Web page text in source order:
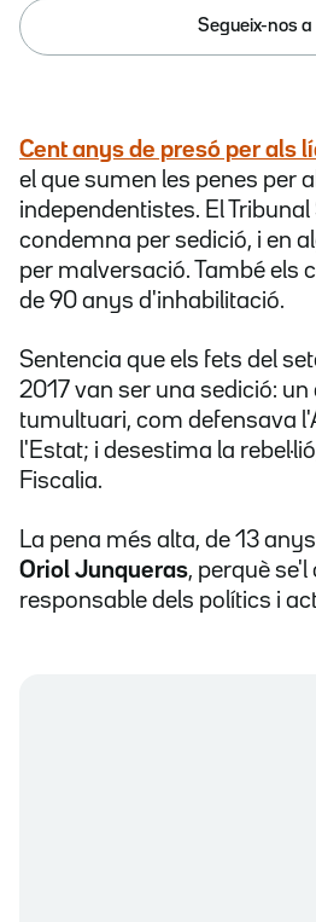
Segueix-nos a
Cent anys de presó per als
el que sumen les penes per
independentistes. El
condemna per sedició, i en
per malversació. També els
de 90 anys d'inhabilitació.
Sentencia que els fets del
2017 van ser una sedició:
tumultuari, com defensava
l'Estat; i desestima la
Fiscalia.
La pena més alta, de 13
Oriol Junqueras, perquè
responsable dels polítics i